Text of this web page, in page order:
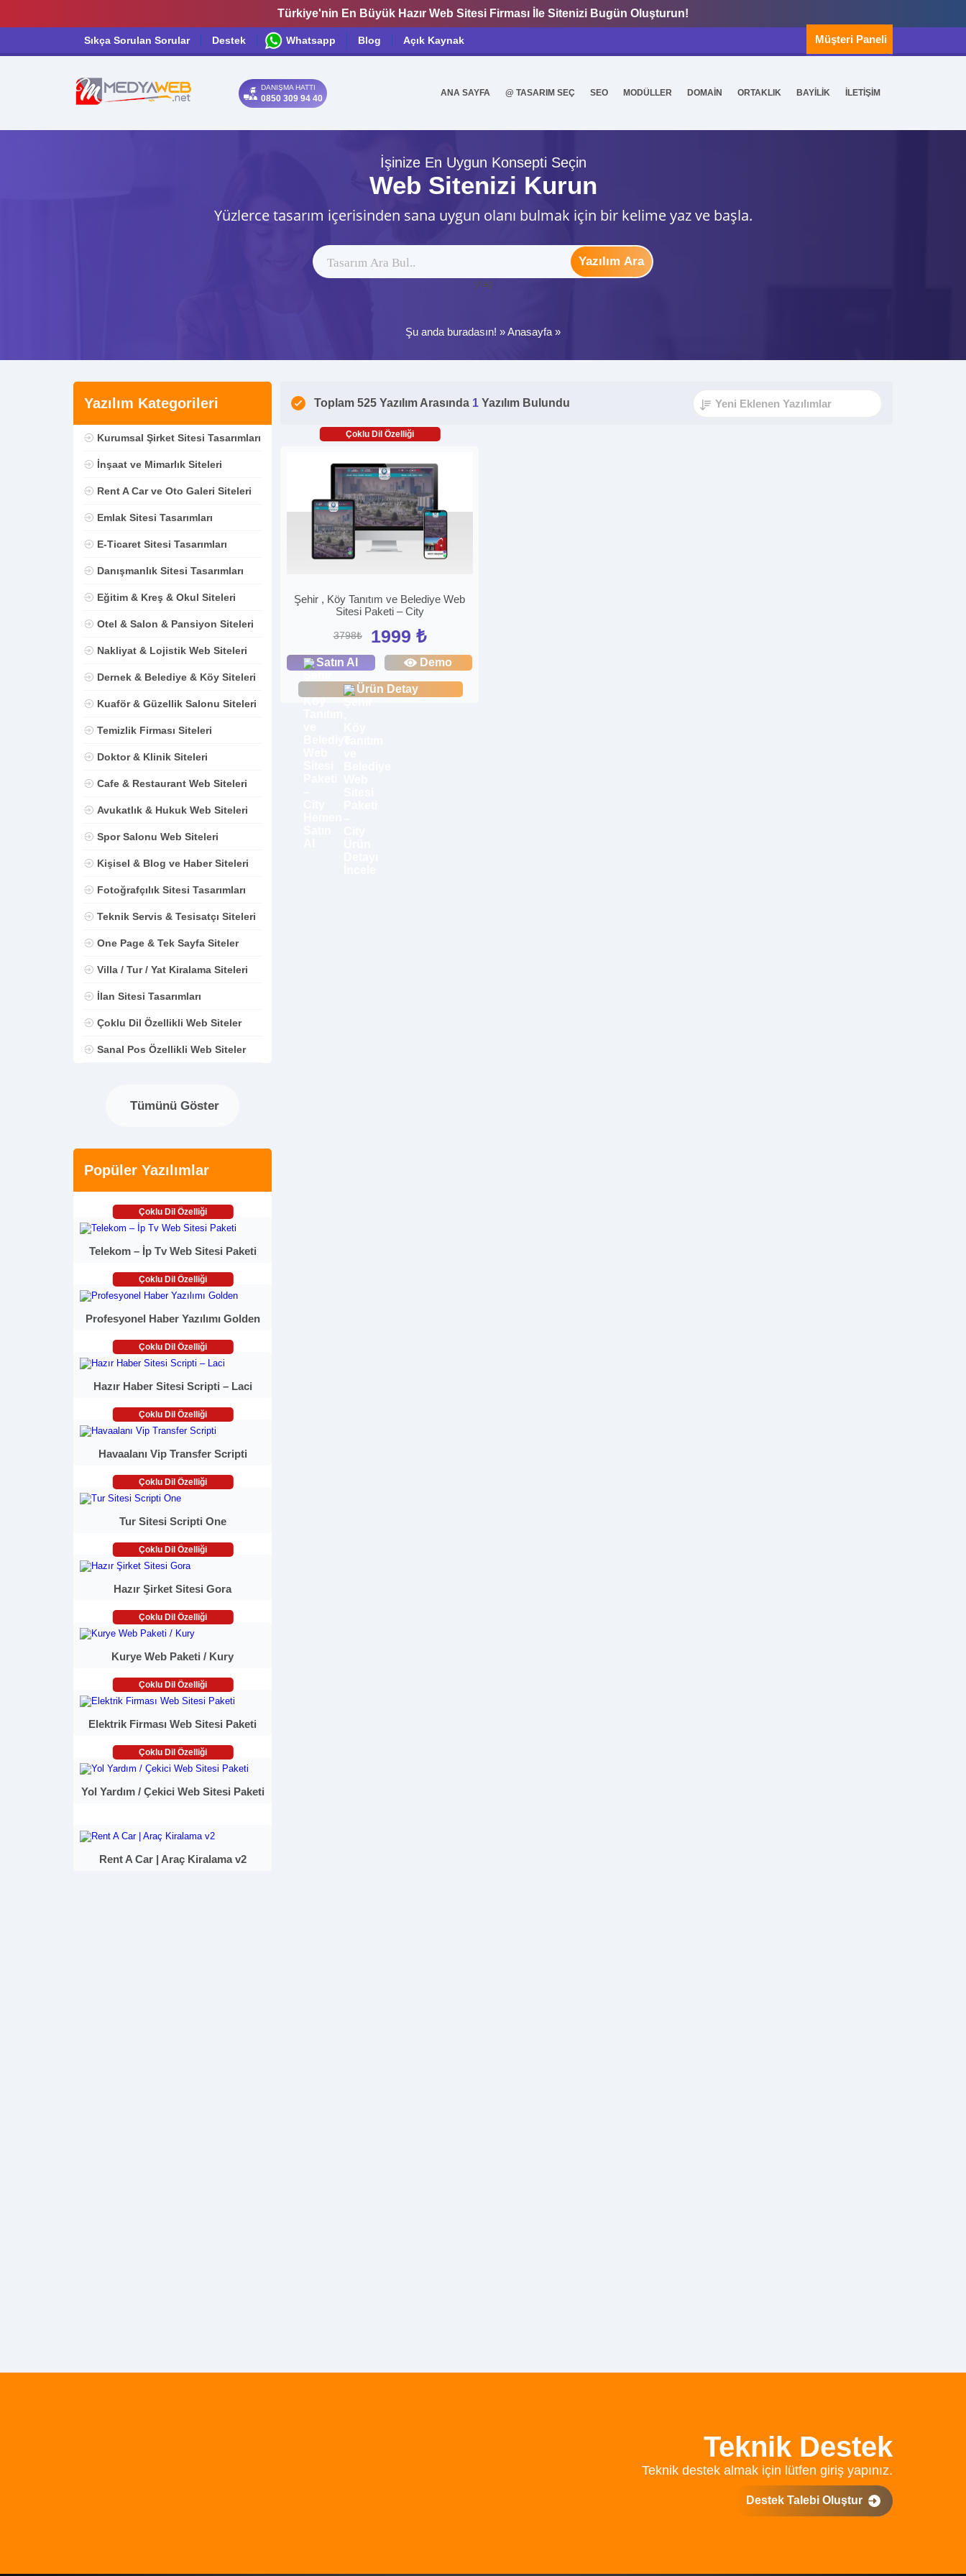
Türkiye'nin En Büyük Hazır Web Sitesi Firması İle Sitenizi Bugün Oluşturun!
Sıkça Sorulan Sorular Destek Whatsapp Blog Açık Kaynak Müşteri Paneli
DANIŞMA HATTI
0850 309 94 40
ANA SAYFA @ TASARIM SEÇ SEO MODÜLLER DOMAİN ORTAKLIK BAYİLİK İLETİŞİM
İşinize En Uygun Konsepti Seçin
Web Sitenizi Kurun
Yüzlerce tasarım içerisinden sana uygun olanı bulmak için bir kelime yaz ve başla.
Yazılım Ara
ytag
Şu anda buradasın! »Anasayfa »
Yazılım Kategorileri
Kurumsal Şirket Sitesi Tasarımları
İnşaat ve Mimarlık Siteleri
Rent A Car ve Oto Galeri Siteleri
Emlak Sitesi Tasarımları
E-Ticaret Sitesi Tasarımları
Danışmanlık Sitesi Tasarımları
Eğitim & Kreş & Okul Siteleri
Otel & Salon & Pansiyon Siteleri
Nakliyat & Lojistik Web Siteleri
Dernek & Belediye & Köy Siteleri
Kuaför & Güzellik Salonu Siteleri
Temizlik Firması Siteleri
Doktor & Klinik Siteleri
Cafe & Restaurant Web Siteleri
Avukatlık & Hukuk Web Siteleri
Spor Salonu Web Siteleri
Kişisel & Blog ve Haber Siteleri
Fotoğrafçılık Sitesi Tasarımları
Teknik Servis & Tesisatçı Siteleri
One Page & Tek Sayfa Siteler
Villa / Tur / Yat Kiralama Siteleri
İlan Sitesi Tasarımları
Çoklu Dil Özellikli Web Siteler
Sanal Pos Özellikli Web Siteler
Tümünü Göster
Popüler Yazılımlar
Çoklu Dil Özelliği
Telekom – İp Tv Web Sitesi Paketi
Çoklu Dil Özelliği
Profesyonel Haber Yazılımı Golden
Çoklu Dil Özelliği
Hazır Haber Sitesi Scripti – Laci
Çoklu Dil Özelliği
Havaalanı Vip Transfer Scripti
Çoklu Dil Özelliği
Tur Sitesi Scripti One
Çoklu Dil Özelliği
Hazır Şirket Sitesi Gora
Çoklu Dil Özelliği
Kurye Web Paketi / Kury
Çoklu Dil Özelliği
Elektrik Firması Web Sitesi Paketi
Çoklu Dil Özelliği
Yol Yardım / Çekici Web Sitesi Paketi
Rent A Car | Araç Kiralama v2
Toplam 525 Yazılım Arasında 1 Yazılım Bulundu
Çoklu Dil Özelliği
Şehir , Köy Tanıtım ve Belediye Web
Sitesi Paketi – City
3798₺ 1999 ₺
Satın Al Demo
Ürün Detay
Teknik Destek
Teknik destek almak için lütfen giriş yapınız.
Destek Talebi Oluştur